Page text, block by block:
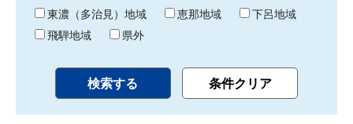
東濃（多治見）地域
恵那地域
下呂地域
飛騨地域
県外